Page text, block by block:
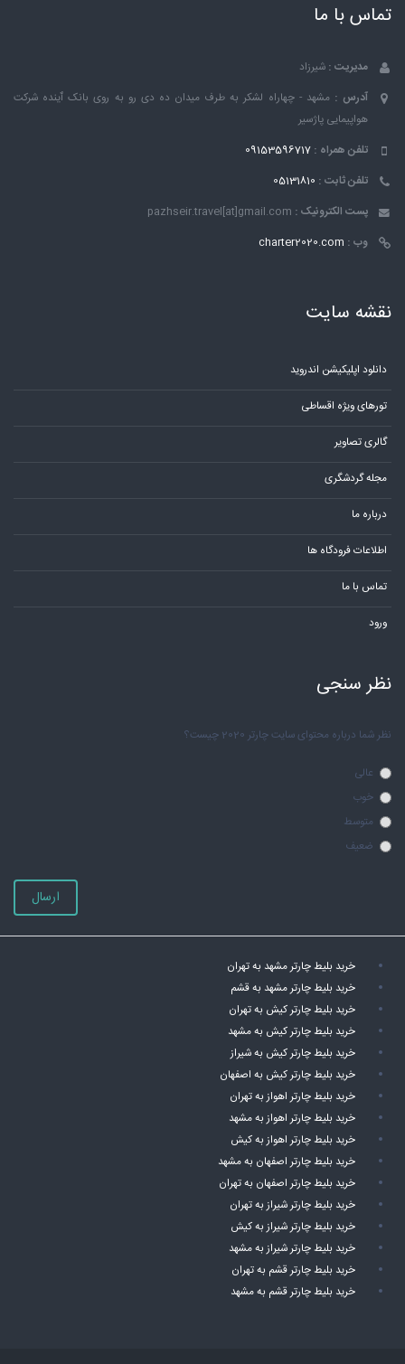
تماس با ما
مدیریت : شیرزاد
آدرس : مشهد - چهاراه لشکر به طرف میدان ده دی رو به روی بانک ٱینده شرکت
هواپیمایی پاژسیر
تلفن همراه : 09153596717
تلفن ثابت : 05131810
پست الکترونیک : pazhseir.travel[at]gmail.com
وب : charter2020.com
نقشه سایت
دانلود اپلیکیشن اندروید
تورهای ویژه اقساطی
گالری تصاویر
مجله گردشگری
درباره ما
اطلاعات فرودگاه ها
تماس با ما
ورود
نظر سنجی
نظر شما درباره محتوای سایت چارتر 2020 چیست؟
عالی
خوب
متوسط
ضعیف
ارسال
خرید بلیط چارتر مشهد به تهران
خرید بلیط چارتر مشهد به قشم
خرید بلیط چارتر کیش به تهران
خرید بلیط چارتر کیش به مشهد
خرید بلیط چارتر کیش به شیراز
خرید بلیط چارتر کیش به اصفهان
خرید بلیط چارتر اهواز به تهران
خرید بلیط چارتر اهواز به مشهد
خرید بلیط چارتر اهواز به کیش
خرید بلیط چارتر اصفهان به مشهد
خرید بلیط چارتر اصفهان به تهران
خرید بلیط چارتر شیراز به تهران
خرید بلیط چارتر شیراز به کیش
خرید بلیط چارتر شیراز به مشهد
خرید بلیط چارتر قشم به تهران
خرید بلیط چارتر قشم به مشهد